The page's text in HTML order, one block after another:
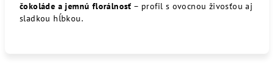
čokoláde a jemnú florálnosť– profil s ovocnou živosťou aj
sladkou hĺbkou.